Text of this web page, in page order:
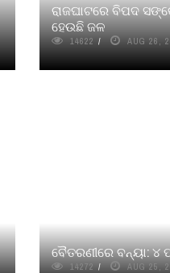
ରାଜଘାଟରେ ବିପଦ
ହେଉଛି ଜଳ
14622 AUG 26,
ବୈତରଣୀରେ ବନ୍ୟା: ୪
14272 AUG 25,